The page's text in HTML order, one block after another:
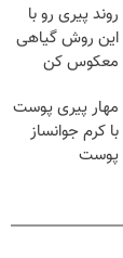
روند پیری رو با
این روش گیاهی
معکوس کن
مهار پیری پوست
با کرم جوانساز
پوست